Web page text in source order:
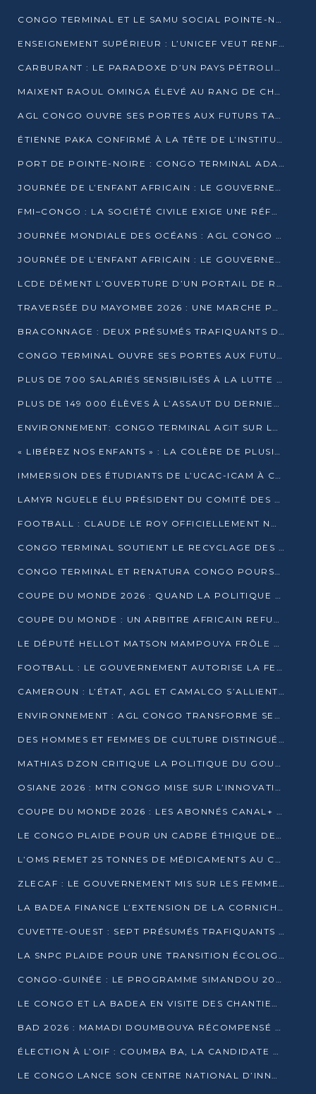
CONGO TERMINAL ET LE SAMU SOCIAL POINTE-NOIRE RENOUVELLENT LEUR PARTENARIAT EN FAVEUR DES JEUNES VULNÉRABLES
ENSEIGNEMENT SUPÉRIEUR : L’UNICEF VEUT RENFORCER LA RECHERCHE SUR LES QUESTIONS DE L’ENFANCE
CARBURANT : LE PARADOXE D’UN PAYS PÉTROLIER CONFRONTÉ À DES PÉNURIES RÉCURRENTES
MAIXENT RAOUL OMINGA ÉLEVÉ AU RANG DE CHEVALIER DE L’ORDRE DE L’AMITIÉ ENTRE LA RUSSIE ET LE CONGO
AGL CONGO OUVRE SES PORTES AUX FUTURS TALENTS DE LA LOGISTIQUE
ÉTIENNE PAKA CONFIRMÉ À LA TÊTE DE L’INSTITUT GÉOGRAPHIQUE NATIONAL
PORT DE POINTE-NOIRE : CONGO TERMINAL ADAPTE SON DRAGAGE AUX SABLES BITUMINEUX
JOURNÉE DE L’ENFANT AFRICAIN : LE GOUVERNEMENT RÉAFFIRME SON ENGAGEMENT POUR L’ACCÈS À L’EAU ET À L’ASSAINISSEMENT
FMI–CONGO : LA SOCIÉTÉ CIVILE EXIGE UNE RÉFORME DE LA FISCALITÉ PÉTROLIÈRE
JOURNÉE MONDIALE DES OCÉANS : AGL CONGO MOBILISE SES COLLABORATEURS POUR LA PRÉSERVATION DE LA BIODIVERSITÉ MARINE
JOURNÉE DE L’ENFANT AFRICAIN : LE GOUVERNEMENT MOBILISÉ POUR L’HYGIÈNE DANS LES ORPHELINATS
LCDE DÉMENT L’OUVERTURE D’UN PORTAIL DE RECRUTEMENT ET APPELLE À LA VIGILANCE
TRAVERSÉE DU MAYOMBE 2026 : UNE MARCHE POUR SENSIBILISER ET DÉPISTER AU DIABÈTE
BRACONNAGE : DEUX PRÉSUMÉS TRAFIQUANTS D’HIPPOPOTAME ÉCROUÉS À BRAZZAVILLE
CONGO TERMINAL OUVRE SES PORTES AUX FUTURS INGÉNIEURS DE L’UCAC-ICAM
PLUS DE 700 SALARIÉS SENSIBILISÉS À LA LUTTE CONTRE LA TUBERCULOSE À CONGO TERMINAL
PLUS DE 149 000 ÉLÈVES À L’ASSAUT DU DERNIER CEPE
ENVIRONNEMENT: CONGO TERMINAL AGIT SUR LE TERRAIN ET FORME LES PLUS JEUNES
« LIBÉREZ NOS ENFANTS » : LA COLÈRE DE PLUSIEURS MÈRES À BRAZZAVILLE CONTRE LA DGSP
IMMERSION DES ÉTUDIANTS DE L’UCAC-ICAM À CONGO TERMINAL
LAMYR NGUELE ÉLU PRÉSIDENT DU COMITÉ DES MEMBRES D’HONNEUR DU PCT
FOOTBALL : CLAUDE LE ROY OFFICIELLEMENT NOMMÉ SÉLECTIONNEUR DU CONGO
CONGO TERMINAL SOUTIENT LE RECYCLAGE DES DÉCHETS PLASTIQUES À POINTE-NOIRE
CONGO TERMINAL ET RENATURA CONGO POURSUIVENT LEUR COMBAT POUR LA BIODIVERSITÉ
COUPE DU MONDE 2026 : QUAND LA POLITIQUE MENACE L’UNIVERSALITÉ DU FOOTBALL
COUPE DU MONDE : UN ARBITRE AFRICAIN REFUSÉ À L’ENTRÉE DES ÉTATS-UNIS
LE DÉPUTÉ HELLOT MATSON MAMPOUYA FRÔLE LA MORT LORS D’UNE EMBUSCADE DZNS LE POOL
FOOTBALL : LE GOUVERNEMENT AUTORISE LA FECOFOOT À OCCUPER LES COMPLEXES SPORTIFS
CAMEROUN : L’ÉTAT, AGL ET CAMALCO S’ALLIENT POUR UN MÉGA-PROJET FERROVIAIRE
ENVIRONNEMENT : AGL CONGO TRANSFORME SES DÉCHETS EN OUTILS DE FORMATION
DES HOMMES ET FEMMES DE CULTURE DISTINGUÉS POUR LEUR ENGAGEMENT PAR BANTOU CULTURE
MATHIAS DZON CRITIQUE LA POLITIQUE DU GOUVERNEMENT ET ALERTE SUR LA DETTE DU CONGO
OSIANE 2026 : MTN CONGO MISE SUR L’INNOVATION POUR RELEVER LES DÉFIS AFRICAINS
COUPE DU MONDE 2026 : LES ABONNÉS CANAL+ AU CONGO DÉÇUS À QUELQUES JOURS DU COUP D’ENVOI
LE CONGO PLAIDE POUR UN CADRE ÉTHIQUE DE L’INTELLIGENCE ARTIFICIELLE À DAKAR
L’OMS REMET 25 TONNES DE MÉDICAMENTS AU CONGO POUR RENFORCER LA RIPOSTE AUX ÉPIDÉMIES
ZLECAF : LE GOUVERNEMENT MIS SUR LES FEMMES ENTREPRENEURES
LA BADEA FINANCE L’EXTENSION DE LA CORNICHE SUD DE BRAZZAVILLE
CUVETTE-OUEST : SEPT PRÉSUMÉS TRAFIQUANTS DE FAUNE INTERPELLÉS À EWO ET KELLÉ
LA SNPC PLAIDE POUR UNE TRANSITION ÉCOLOGIQUE PROGRESSIVE
CONGO-GUINÉE : LE PROGRAMME SIMANDOU 2040 AU CŒUR DES ÉCHANGES À LA BAD
LE CONGO ET LA BADEA EN VISITE DES CHANTIERS
BAD 2026 : MAMADI DOUMBOUYA RÉCOMPENSÉ PAR LE TROPHÉE BABACAR NDIAYE À BRAZZAVILLE
ÉLECTION À L’OIF : COUMBA BA, LA CANDIDATE DISCRÈTE QUI BOUSCULE LE JEU DIPLOMATIQUE
LE CONGO LANCE SON CENTRE NATIONAL D’INNOVATION